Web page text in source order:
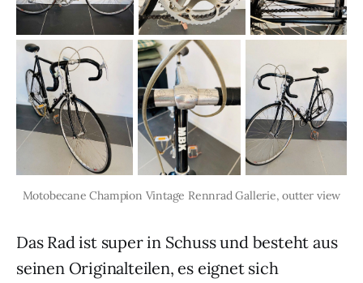
Motobecane Champion Vintage Rennrad Gallerie, outter view
Das Rad ist super in Schuss und besteht aus
seinen Originalteilen, es eignet sich